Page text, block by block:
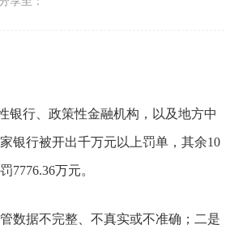
银行、政策性金融机构，以及地方中
银行被开出千万元以上罚单，其余10
万元。
数据不完整、不真实或不准确；二是